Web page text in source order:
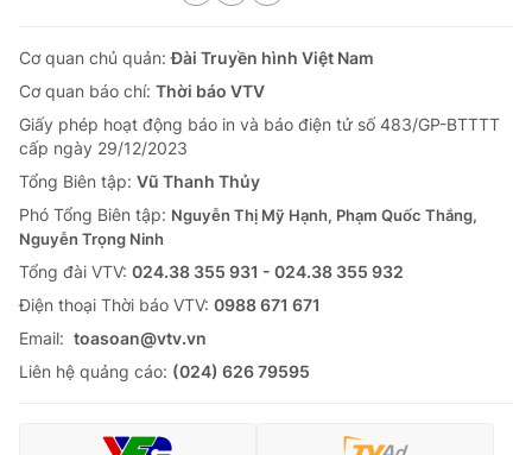
Cơ quan chủ quản:Đài Truyền hình Việt Nam
Cơ quan báo chí: Thời báo VTV
Giấy phép hoạt động báo in và báo điện tử số 483/GP-BTTTT
cấp ngày 29/12/2023
Tổng Biên tập: Vũ Thanh Thủy
Phó Tổng Biên tập: Nguyễn Thị Mỹ Hạnh, Phạm Quốc Thắng,
Nguyễn Trọng Ninh
Tổng đài VTV: 024.38 355 931 - 024.38 355 932
Ðiện thoại Thời báo VTV: 0988 671 671
Email: toasoan@vtv.vn
Liên hệ quảng cáo: (024) 626 79595